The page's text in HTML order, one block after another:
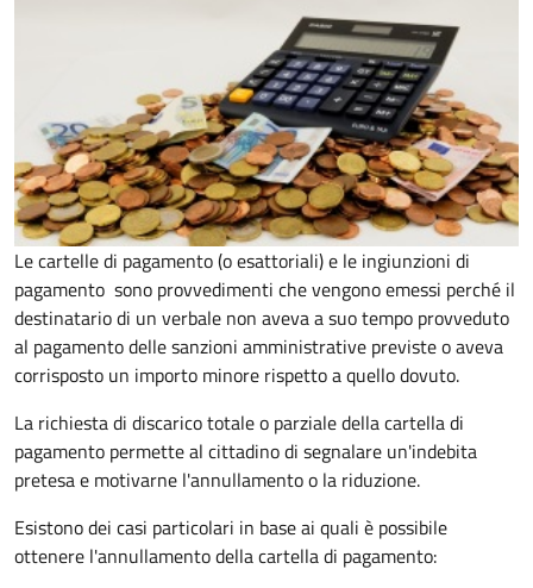
Le cartelle di pagamento (o esattoriali) e le ingiunzioni di
pagamento sono provvedimenti che vengono emessi perché il
destinatario di un verbale non aveva a suo tempo provveduto
al pagamento delle sanzioni amministrative previste o aveva
corrisposto un importo minore rispetto a quello dovuto.
La richiesta di discarico totale o parziale della cartella di
pagamento permette al cittadino di segnalare un'indebita
pretesa e motivarne l'annullamento o la riduzione.
Esistono dei casi particolari in base ai quali è possibile
ottenere l'annullamento della cartella di pagamento: